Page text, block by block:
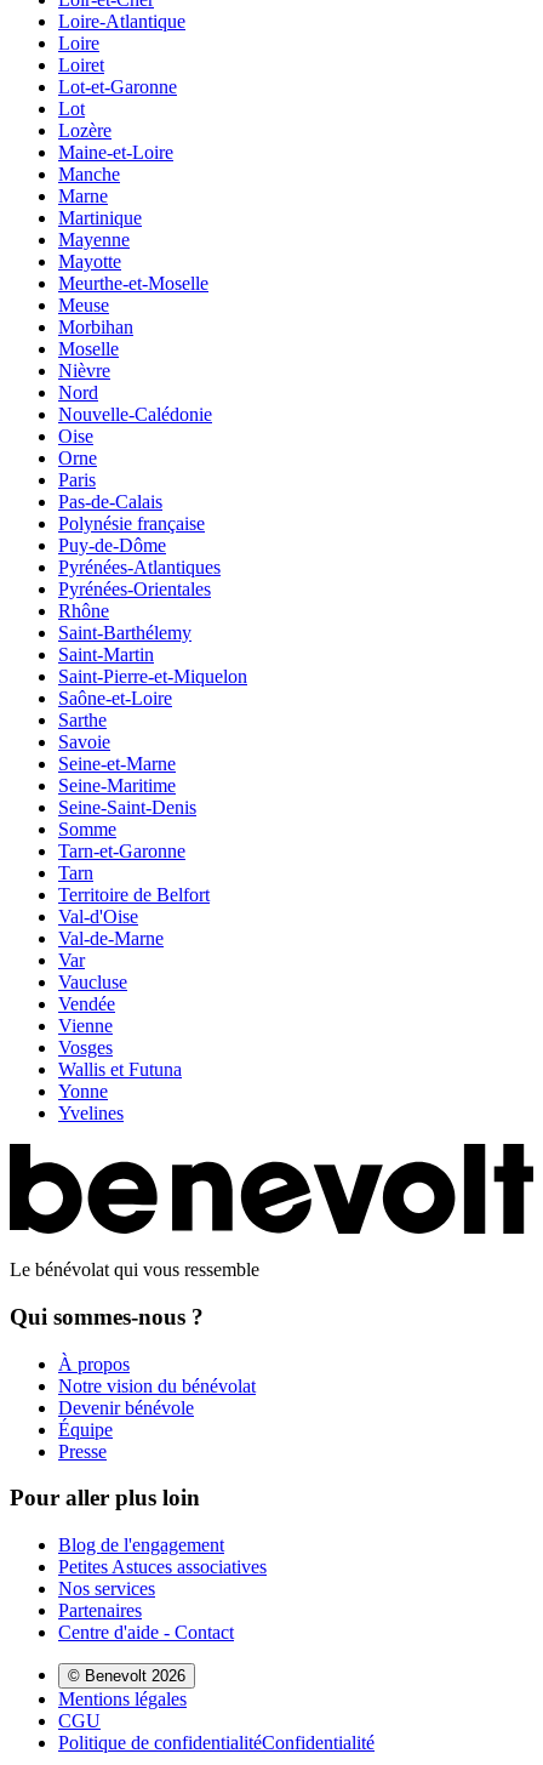
Loire-Atlantique
Loire
Loiret
Lot-et-Garonne
Lot
Lozère
Maine-et-Loire
Manche
Marne
Martinique
Mayenne
Mayotte
Meurthe-et-Moselle
Meuse
Morbihan
Moselle
Nièvre
Nord
Nouvelle-Calédonie
Oise
Orne
Paris
Pas-de-Calais
Polynésie française
Puy-de-Dôme
Pyrénées-Atlantiques
Pyrénées-Orientales
Rhône
Saint-Barthélemy
Saint-Martin
Saint-Pierre-et-Miquelon
Saône-et-Loire
Sarthe
Savoie
Seine-et-Marne
Seine-Maritime
Seine-Saint-Denis
Somme
Tarn-et-Garonne
Tarn
Territoire de Belfort
Val-d'Oise
Val-de-Marne
Var
Vaucluse
Vendée
Vienne
Vosges
Wallis et Futuna
Yonne
Yvelines
Le bénévolat qui vous ressemble
Qui sommes-nous ?
À propos
Notre vision du bénévolat
Devenir bénévole
Équipe
Presse
Pour aller plus loin
Blog de l'engagement
Petites Astuces associatives
Nos services
Partenaires
Centre d'aide - Contact
© Benevolt 2026
Mentions légales
CGU
Politique de confidentialitéConfidentialité